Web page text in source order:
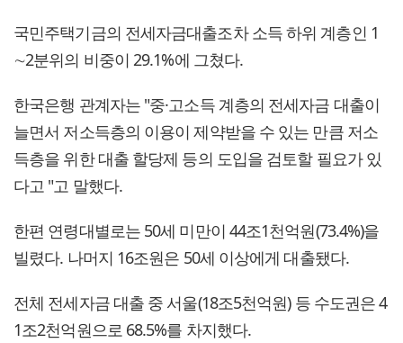
국민주택기금의 전세자금대출조차 소득 하위 계층인 1
∼2분위의 비중이 29.1%에 그쳤다.
한국은행 관계자는 "중·고소득 계층의 전세자금 대출이
늘면서 저소득층의 이용이 제약받을 수 있는 만큼 저소
득층을 위한 대출 할당제 등의 도입을 검토할 필요가 있
다고 "고 말했다.
한편 연령대별로는 50세 미만이 44조1천억원(73.4%)을
빌렸다. 나머지 16조원은 50세 이상에게 대출됐다.
전체 전세자금 대출 중 서울(18조5천억원) 등 수도권은 4
1조2천억원으로 68.5%를 차지했다.